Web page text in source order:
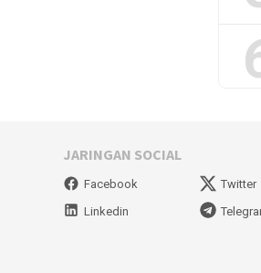
JARINGAN SOCIAL
Facebook Twitter
Linkedin